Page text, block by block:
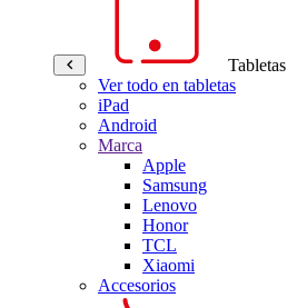
Tabletas
Ver todo en tabletas
iPad
Android
Marca
Apple
Samsung
Lenovo
Honor
TCL
Xiaomi
Accesorios